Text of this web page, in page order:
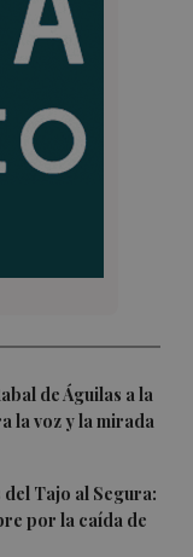
de Águilas a la
la voz y la mirada
Tajo al Segura:
por la caída de